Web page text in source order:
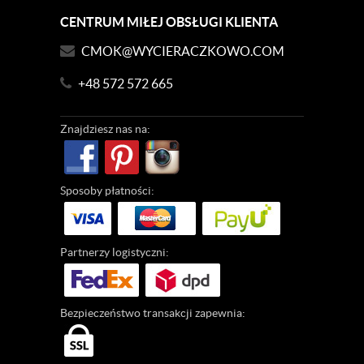
CENTRUM MIŁEJ OBSŁUGI KLIENTA
CMOK@WYCIERACZKOWO.COM
+48 572 572 665
Znajdziesz nas na:
Sposoby płatności:
Partnerzy logistyczni:
Bezpieczeństwotransakcji zapewnia: